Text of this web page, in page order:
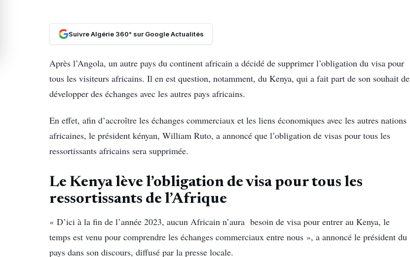
Suivre Algérie 360° sur Google Actualités
Après l’Angola, un autre pays du continent africain a décidé de supprimer l’obligation du visa pour
tous les visiteurs africains. Il en est question, notamment, du Kenya, qui a fait part de son souhait de
développer des échanges avec les autres pays africains.
En effet, afin d’accroître les échanges commerciaux et les liens économiques avec les autres nations
africaines, le président kényan, William Ruto, a annoncé que l’obligation de visas pour tous les
ressortissants africains sera supprimée.
Le Kenya lève l’obligation de visa pour tous les
ressortissants de l’Afrique
« D’ici à la fin de l’année 2023, aucun Africain n’aura besoin de visa pour entrer au Kenya, le
temps est venu pour comprendre les échanges commerciaux entre nous », a annoncé le président du
pays dans son discours, diffusé par la presse locale.